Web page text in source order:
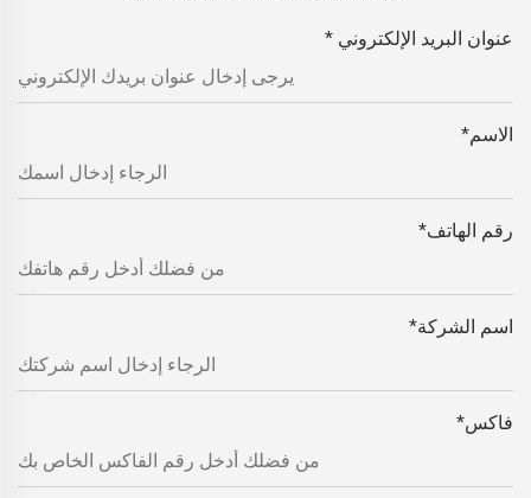
عنوان البريد الإلكتروني *
الاسم*
رقم الهاتف*
اسم الشركة*
فاكس*